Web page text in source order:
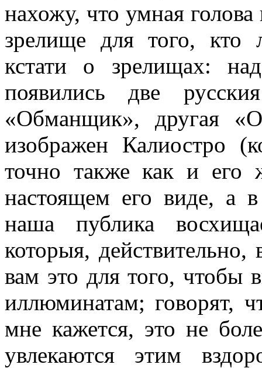
нахожу, что умная голова
зрелище для того, кто
кстати о зрелищах:
появились две
«Обманщик», другая
изображен Калиостро
точно также как и его
настоящем его виде, а
наша публика
которыя,
вам это для того, чтобы
иллюминатам; говорят,
мне кажется, это не
увлекаются этим